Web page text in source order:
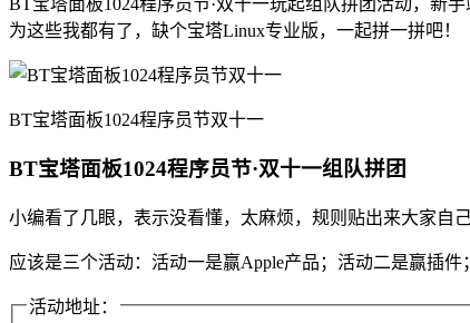
为这些我都有了，缺个宝塔Linux专业版，一起拼一拼吧！
BT宝塔面板1024程序员节双十一
BT宝塔面板1024程序员节·双十一组队拼团
小编看了几眼，表示没看懂，太麻烦，规则贴出来大家自
应该是三个活动：活动一是赢Apple产品；活动二是赢插件
活动地址：